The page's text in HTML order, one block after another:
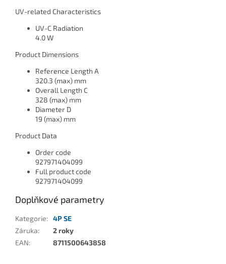
UV-related Characteristics
UV-C Radiation
4.0 W
Product Dimensions
Reference Length A
320.3 (max) mm
Overall Length C
328 (max) mm
Diameter D
19 (max) mm
Product Data
Order code
927971404099
Full product code
927971404099
Doplňkové parametry
Kategorie: 4P SE
Záruka:
2 roky
EAN: 8711500643858